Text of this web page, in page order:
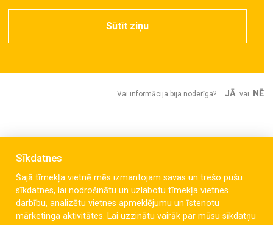
Sūtīt ziņu
Vai informācija bija noderīga? JĀ vai NĒ
Sīkdatnes
Šajā tīmekļa vietnē mēs izmantojam savas un trešo pušu
sīkdatnes, lai nodrošinātu un uzlabotu tīmekļa vietnes
darbību, analizētu vietnes apmeklējumu un īstenotu
mārketinga aktivitātes. Lai uzzinātu vairāk par mūsu sīkdatņu